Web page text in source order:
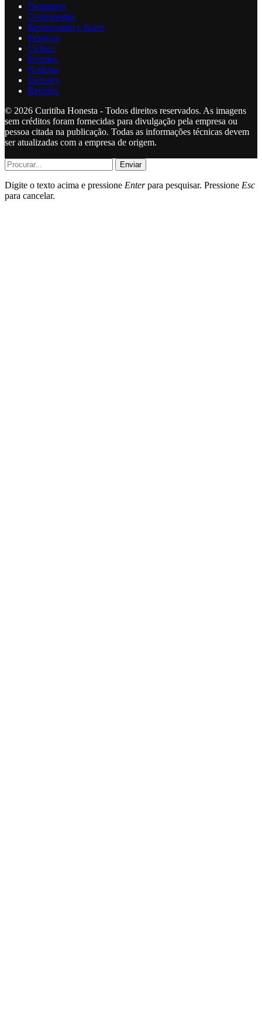
Destaques
Gastronomia
Restaurantes e Bares
Festivais
Cultura
Eventos
Notícias
Delivery
Receitas
© 2026 Curitiba Honesta - Todos direitos reservados. As imagens
sem créditos foram fornecidas para divulgação pela empresa ou
pessoa citada na publicação. Todas as informações técnicas devem
ser atualizadas com a empresa de origem.
Enviar
Digite o texto acima e pressione Enterpara pesquisar. Pressione Esc
para cancelar.